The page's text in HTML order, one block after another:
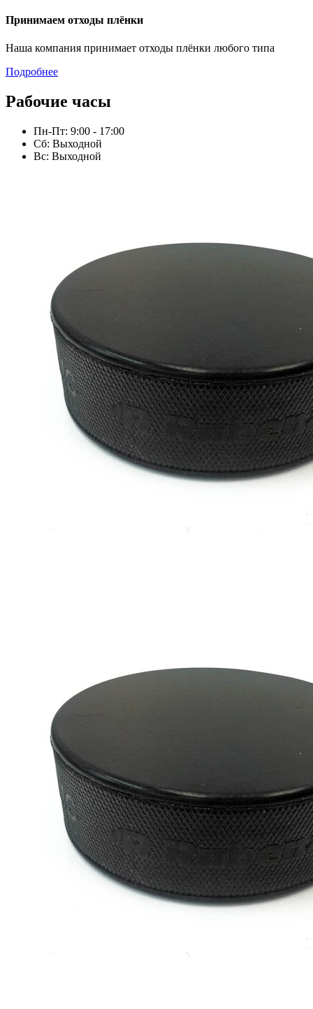
Принимаем отходы плёнки
Наша компания принимает отходы плёнки любого типа
Подробнее
Рабочие часы
Пн-Пт: 9:00 - 17:00
Сб: Выходной
Вс: Выходной